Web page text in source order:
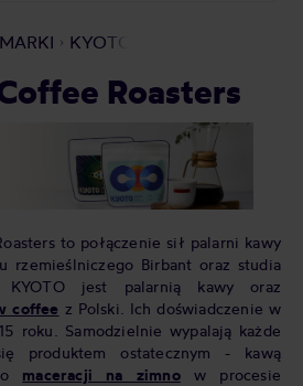
KYOTO
Roasters
to połączenie sił palarni kawy
rzemieślniczego Birbant oraz studia
KYOTO jest palarnią kawy oraz
coffee z Polski. Ich doświadczenie w
roku. Samodzielnie wypalają każde
produktem ostatecznym - kawą
maceracji na zimnow procesie